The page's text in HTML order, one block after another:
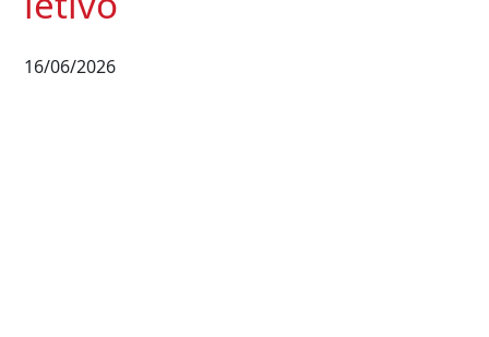
16/06/2026